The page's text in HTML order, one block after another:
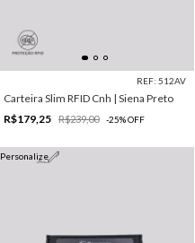
REF: 512AV
Carteira Slim RFID Cnh | Siena Preto
R$179,25
R$239,00 -25%OFF
Personalize